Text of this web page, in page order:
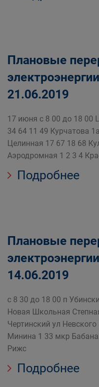
Плановые
21.06.2019
17 июня с 8 00 до 18 00
34 64 11 49 Курчатова
Целинная 17 67 18 68
Аэродромная 1 2 3 4
Подробнее
Плановые
14.06.2019
с 8 30 до 18 00 п
Новая Школьная
Чертинский ул
Минина 1 33 мкр
Рижс
Подробнее